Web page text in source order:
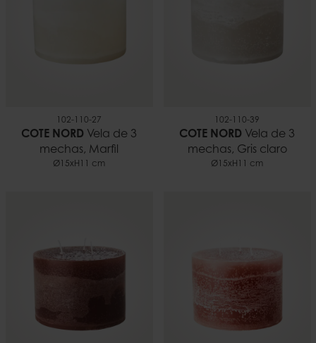
102-110-27
COTE NORD Vela de 3
mechas, Marfil
Ø15xH11 cm
102-110-39
COTE NORD Vela de 3
mechas, Gris claro
Ø15xH11 cm